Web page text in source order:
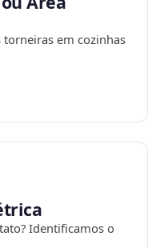
em cozinhas
Identificamos o